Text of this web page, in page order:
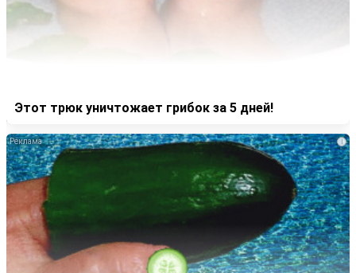
Этот трюк уничтожает грибок за 5 дней!
i